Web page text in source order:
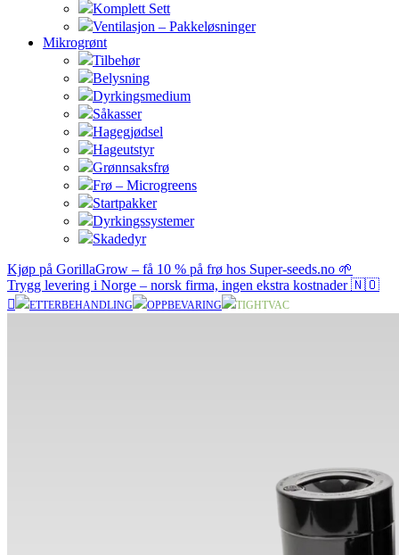
Komplett Sett
Ventilasjon – Pakkeløsninger
Mikrogrønt
Tilbehør
Belysning
Dyrkingsmedium
Såkasser
Hagegjødsel
Hageutstyr
Grønnsaksfrø
Frø – Microgreens
Startpakker
Dyrkingssystemer
Skadedyr
Kjøp på GorillaGrow – få 10 % på frø hos Super-seeds.no 🌱
Trygg levering i Norge – norsk firma, ingen ekstra kostnader 🇳🇴
ETTERBEHANDLING OPPBEVARING TIGHTVAC